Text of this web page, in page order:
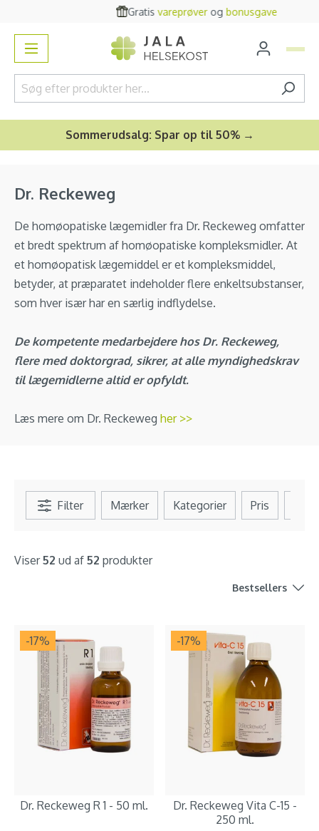
Gratisvareprøverogbonusgave
Sommerudsalg: Spar op til 50% →
Dr. Reckeweg
De homøopatiske lægemidler fra Dr. Reckeweg omfatter
et bredt spektrum af homøopatiske kompleksmidler. At
et homøopatisk lægemiddel er et kompleksmiddel,
betyder, at præparatet indeholder flere enkeltsubstanser,
som hver især har en særlig indflydelse.
De kompetente medarbejdere hos Dr. Reckeweg,
flere med doktorgrad, sikrer, at alle myndighedskrav
til lægemidlerne altid er opfyldt.
Læs mere om Dr. Reckeweg her >>
Filter Mærker Kategorier Pris
Viser52 ud af 52 produkter
Bestsellers
-17%
Dr. Reckeweg R 1 - 50 ml.
-17%
Dr. Reckeweg Vita C-15 -
250 ml.